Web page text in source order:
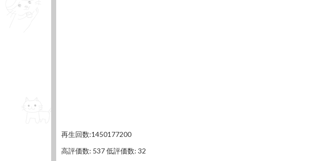
再生回数:1450177200
高評価数: 537 低評価数: 32